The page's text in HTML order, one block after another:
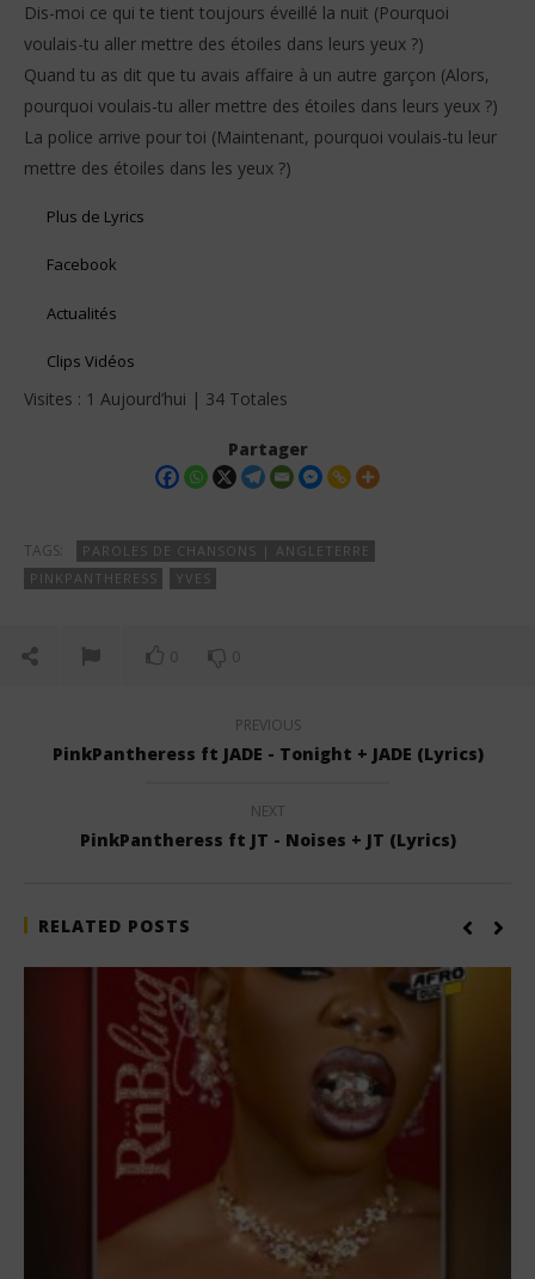
Dis-moi ce qui te tient toujours éveillé la nuit (Pourquoi
voulais-tu aller mettre des étoiles dans leurs yeux ?)
Quand tu as dit que tu avais affaire à un autre garçon (Alors,
pourquoi voulais-tu aller mettre des étoiles dans leurs yeux ?)
La police arrive pour toi (Maintenant, pourquoi voulais-tu leur
mettre des étoiles dans les yeux ?)
Plus de Lyrics
Facebook
Actualités
Clips Vidéos
Visites : 1 Aujourd’hui | 34 Totales
Partager
TAGS:
PAROLES DE CHANSONS | ANGLETERRE
PINKPANTHERESS
YVES
0 0
PREVIOUS
PinkPantheress ft JADE - Tonight + JADE (Lyrics)
NEXT
PinkPantheress ft JT - Noises + JT (Lyrics)
RELATED POSTS